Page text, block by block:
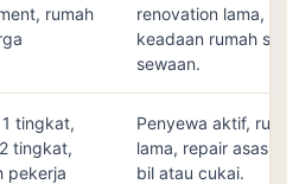
rumah
renovation lama, bil
keadaan rumah
sewaan.
tingkat,
tingkat,
pekerja
Penyewa aktif,
lama, repair asas,
bil atau cukai.